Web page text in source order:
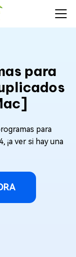
para
para
¡a ver si hay una